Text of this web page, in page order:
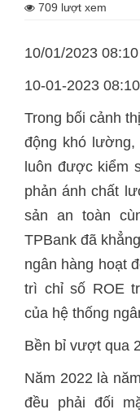
709 lượt xem
10/01/2023 08:10
10-01-2023
Trong bối cảnh
động khó
luôn được kiểm
phản ánh chất
sản an toàn
TPBank đã
ngân hàng hoạt
trì chỉ số ROE
của hệ thống
Bền bỉ vượt qua
Năm 2022 là
đều phải đối